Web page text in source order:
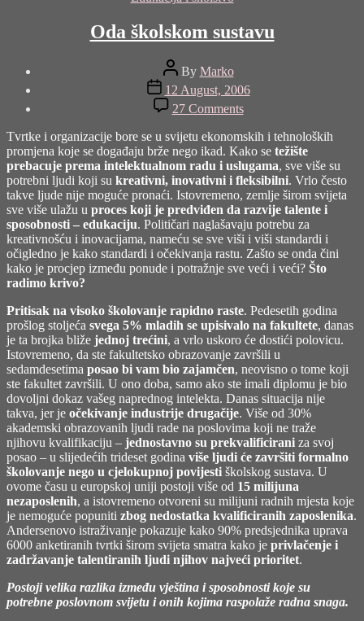
Oda školskom sustavu
Post
author
By Marko
Post
date
12 August, 2006
27 Commentson
Oda
školskom
sustavu
Tvrtke i organizacije bore se u svijetu ekonomskih i tehnoloških
promjena koje se događaju brže nego ikad. Kako se težište
prebacuje prema intelektualnom radu i uslugama, sve više su
potrebni ljudi koji su kreativni, inovativni i fleksibilni. Vrlo često
takve ljude nije moguće pronaći. Istovremeno, zemlje širom svijeta
sve više ulažu u proces koji je predviđen da razvije talente i
sposobnosti – edukaciju. Političari naglašavaju potrebu za
kreativnošću i inovacijama, nameću se sve viši i viši standardi i
očigledno je kako standardi i očekivanja rastu. Zašto se onda čini
kako je procjep između ponude i potražnje sve veći i veći? Što
radimo krivo?
Pritisak na visoko školovanje rapidno raste. Pedesetih godina
prošlog stoljeća svega 5% mladih se upisivalo na fakultete, danas
je ta brojka bliže jednoj trećini, a vrlo uskoro će dostići polovicu.
Istovremeno, da ste fakultetsko obrazovanje završili u
sedamdesetima posao bi vam bio zajamčen, neovisno o tome koji
ste fakultet završili. U ono doba, samo ako ste imali diplomu je bio
dovoljni dokaz vašeg naprednog intelekta. Danas situacija nije
takva, jer je očekivanje industrije drugačije. Više od 30%
akademski obrazovanih ljudi rade na poslovima koji ne traže
njihovu kvalifikaciju – jednostavno su prekvalificirani za svoj
posao – u slijedećih trideset godina više ljudi će završiti formalno
školovanje nego u cjelokupnoj povijesti školskog sustava. U
ovome času u europskoj uniji postoji više od 15 milijuna
nezaposlenih, a istovremeno otvoreni su milijuni radnih mjesta koje
je nemoguće popuniti zbog nedostatka kvalificiranih zaposlenika.
Andersenovo istraživanje pokazuje kako 90% predsjednika uprava
6000 anketiranih tvrtki širom svijeta smatra kako je privlačenje i
zadržavanje talentiranih ljudi njihov najveći prioritet.
Postoji velika razlika između vještina i sposobnosti koje su
potrebne poslovnom svijetu i onih kojima raspolaže radna snaga.